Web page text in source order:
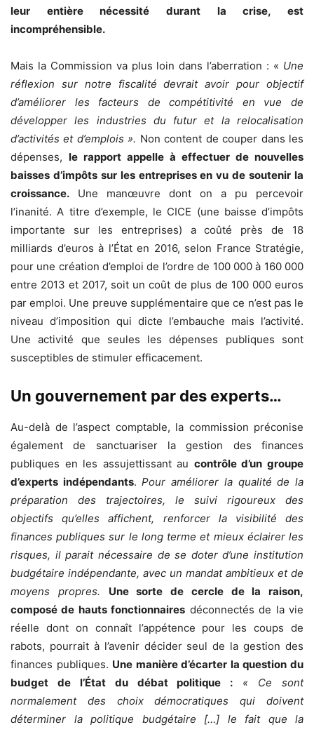
leur entière nécessité durant la crise, est
incompréhensible.
Mais la Commission va plus loin dans l’aberration : « Une
réflexion sur notre fiscalité devrait avoir pour objectif
d’améliorer les facteurs de compétitivité en vue de
développer les industries du futur et la relocalisation
d’activités et d’emplois ». Non content de couper dans les
dépenses, le rapport appelle à effectuer de nouvelles
baisses d’impôts sur les entreprises en vu de soutenir la
croissance. Une manœuvre dont on a pu percevoir
l’inanité. A titre d’exemple, le CICE (une baisse d’impôts
importante sur les entreprises) a coûté près de 18
milliards d’euros à l’État en 2016, selon France Stratégie,
pour une création d’emploi de l’ordre de 100 000 à 160 000
entre 2013 et 2017, soit un coût de plus de 100 000 euros
par emploi. Une preuve supplémentaire que ce n’est pas le
niveau d’imposition qui dicte l’embauche mais l’activité.
Une activité que seules les dépenses publiques sont
susceptibles de stimuler efficacement.
Un gouvernement par des experts…
Au-delà de l’aspect comptable, la commission préconise
également de sanctuariser la gestion des finances
publiques en les assujettissant au contrôle d’un groupe
d’experts indépendants.Pour améliorer la qualité de la
préparation des trajectoires, le suivi rigoureux des
objectifs qu’elles affichent, renforcer la visibilité des
finances publiques sur le long terme et mieux éclairer les
risques, il parait nécessaire de se doter d’une institution
budgétaire indépendante, avec un mandat ambitieux et de
moyens propres.
Une sorte de cercle de la raison,
composé de hauts fonctionnaires déconnectés de la vie
réelle dont on connaît l’appétence pour les coups de
rabots, pourrait à l’avenir décider seul de la gestion des
finances publiques. Une manière d’écarter la question du
budget de l’État du débat politique :
« Ce sont
normalement des choix démocratiques qui doivent
déterminer la politique budgétaire […] le fait que la